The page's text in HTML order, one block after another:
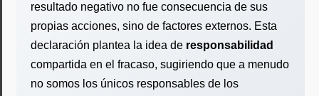
resultado negativo no fue consecuencia de sus
propias acciones, sino de factores externos. Esta
declaración plantea la idea de responsabilidad
compartida en el fracaso, sugiriendo que a menudo
no somos los únicos responsables de los